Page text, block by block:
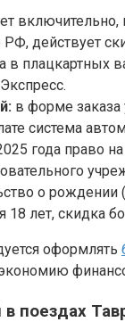
действует
в плацкартных
в форме заказа
система
года право
о рождении
18 лет, скидка
оформлять
поездах